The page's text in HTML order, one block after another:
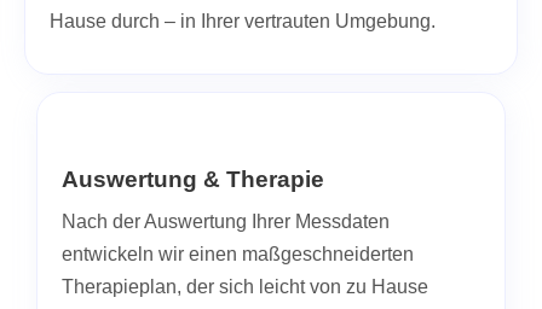
Hause durch – in Ihrer vertrauten Umgebung.
Auswertung & Therapie
Nach der Auswertung Ihrer Messdaten
entwickeln wir einen maßgeschneiderten
Therapieplan, der sich leicht von zu Hause